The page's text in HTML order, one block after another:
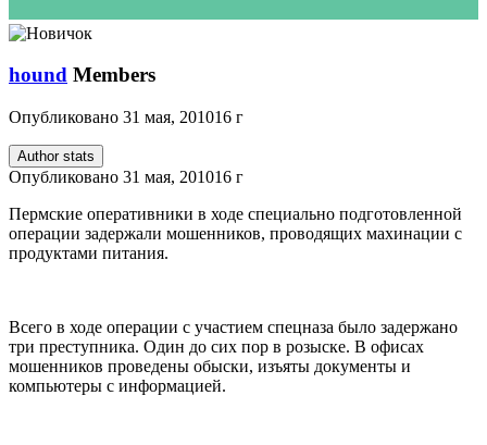
hound Members
Опубликовано 31 мая, 201016 г
Author stats
Опубликовано 31 мая, 201016 г
Пермские оперативники в ходе специально подготовленной
операции задержали мошенников, проводящих махинации с
продуктами питания.
Всего в ходе операции с участием спецназа было задержано
три преступника. Один до сих пор в розыске. В офисах
мошенников проведены обыски, изъяты документы и
компьютеры с информацией.